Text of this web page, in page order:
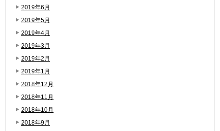
2019年6月
2019年5月
2019年4月
2019年3月
2019年2月
2019年1月
2018年12月
2018年11月
2018年10月
2018年9月